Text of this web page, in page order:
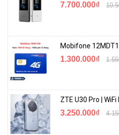
mọi chi tiết. Khả năng giải mã 2-ch
2MP cho phép bạn thưởng thức
7.700.000₫
1.300.000₫
3.250.000₫